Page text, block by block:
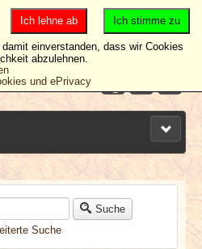
Suche
Suche
Ich stimme zu
Ich lehne ab
einverstanden, dass wir Cookies
abzulehnen.
und ePrivacy